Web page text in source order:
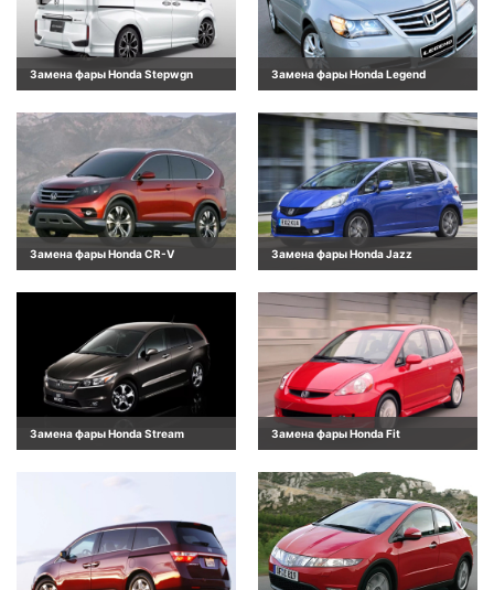
Замена фары Honda Stepwgn Замена фары Honda Legend
Замена фары Honda CR-V Замена фары Honda Jazz
Замена фары Honda Stream Замена фары Honda Fit